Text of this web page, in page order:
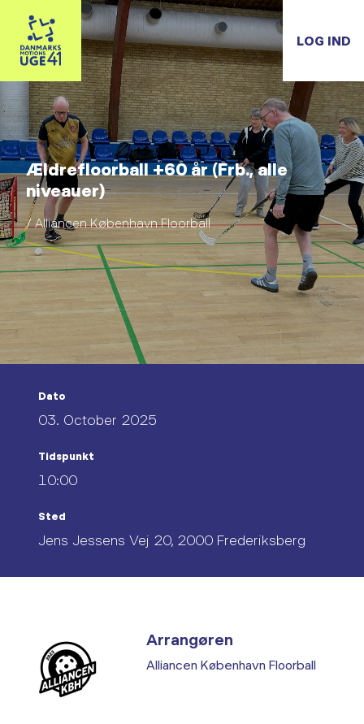
LOG IND
Ældrefloorball +60 år (Frb., alle
niveauer)
/ Alliancen København Floorball
Dato
03. October 2025
Tidspunkt
10:00
Sted
Jens Jessens Vej 20, 2000 Frederiksberg
Arrangøren
Alliancen København Floorball